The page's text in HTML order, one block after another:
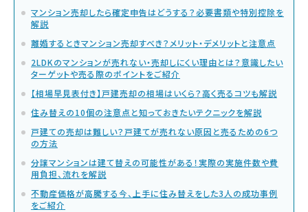
マンション売却したら確定申告はどうする？必要書類や特別控除を
解説
離婚するときマンション売却すべき？メリット・デメリットと注意点
2LDKのマンションが売れない・売却しにくい理由とは？意識したい
ターゲットや売る際のポイントをご紹介
【相場早見表付き】戸建売却の相場はいくら？高く売るコツも解説
住み替えの10個の注意点と知っておきたいテクニックを解説
戸建ての売却は難しい？戸建てが売れない原因と売るための6つ
の方法
分譲マンションは建て替えの可能性がある！実際の実施件数や費
用負担、流れを解説
不動産価格が高騰する今、上手に住み替えをした3人の成功事例
をご紹介